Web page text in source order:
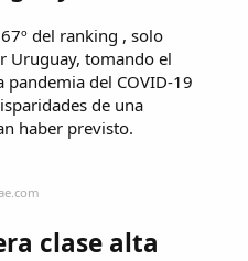
del ranking , solo
Uruguay, tomando el
pandemia del COVID-19
de una
haber previsto.
clase alta